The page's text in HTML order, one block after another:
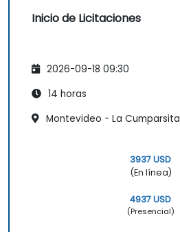
Inicio de Licitaciones
2026-09-18 09:30
14 horas
Montevideo - La Cumparsita
3937 USD
(En línea)
4937 USD
(Presencial)